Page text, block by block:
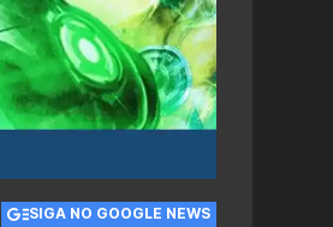
SIGA NO GOOGLE NEWS